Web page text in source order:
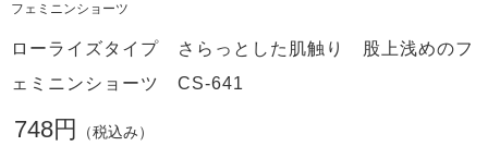
フェミニンショーツ
ローライズタイプ さらっとした肌触り 股上浅めのフ
ェミニンショーツ CS-641
748円
（税込み）